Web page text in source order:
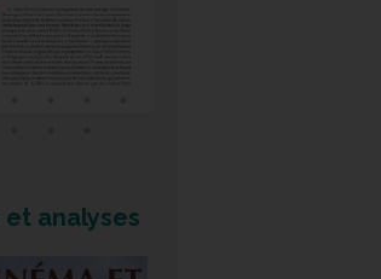
et analyses